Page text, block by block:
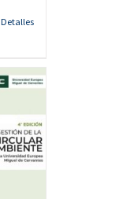
Detalles